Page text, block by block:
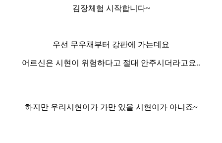
김장체험 시작합니다~
우선 무우채부터 강판에 가는데요
어르신은 시현이 위험하다고 절대 안주시더라고요..
하지만 우리시현이가 가만 있을 시현이가 아니죠~